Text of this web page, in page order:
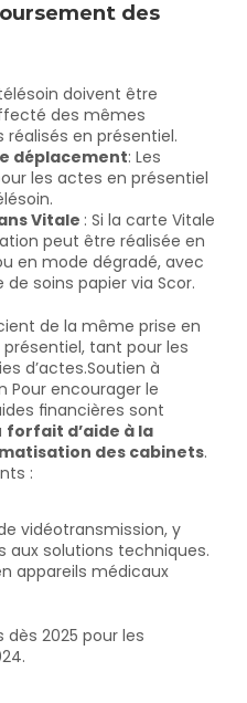
des
doivent être
des mêmes
en présentiel.
déplacement: Les
les actes en présentiel
Vitale : Si la carte Vitale
peut être réalisée en
en mode dégradé, avec
soins papier via Scor.
de la même prise en
tant pour les
d’actes.Soutien à
Pour encourager le
financières sont
forfait d’aide à la
des cabinets.
:
vidéotransmission, y
aux solutions techniques.
appareils médicaux
2025 pour les